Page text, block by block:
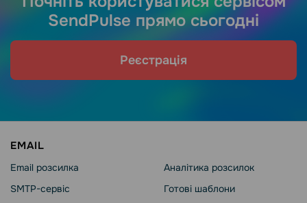
SendPulse прямо сьогодні
Реєстрація
EMAIL
Email розсилка
SMTP-сервіс
Аналітика розсилок
Готові шаблони